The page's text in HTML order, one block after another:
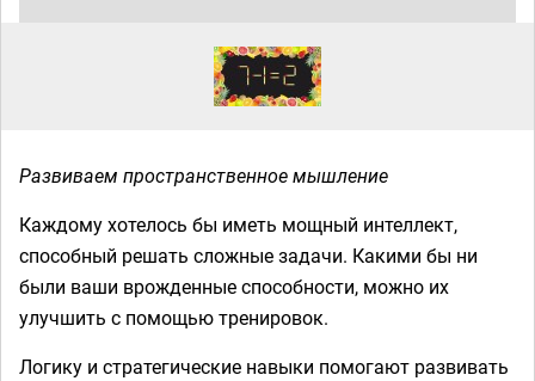
Развиваем пространственное мышление
Каждому хотелось бы иметь мощный интеллект,
способный решать сложные задачи. Какими бы ни
были ваши врожденные способности, можно их
улучшить с помощью тренировок.
Логику и стратегические навыки помогают развивать